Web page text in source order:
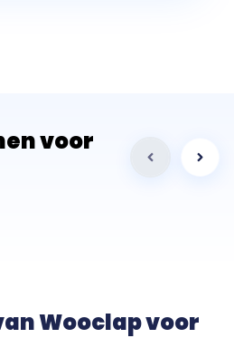
voor
Wooclap voor